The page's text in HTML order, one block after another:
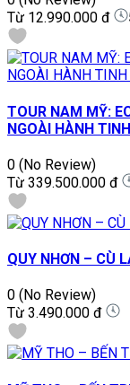
Từ 12.990.000 đ
TOUR NAM MỸ:
NGOÀI HÀNH
0 (No Review)
Từ 339.500.000 đ
QUY NHƠN – CÙ
0 (No Review)
Từ 3.490.000 đ